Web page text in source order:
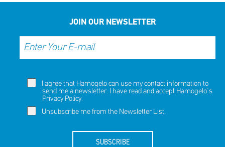
JOIN OUR NEWSLETTER
I agree that Hamogelo can use my contact information to
send me a newsletter. I have read and accept Hamogelo's
Privacy Policy.
Unsubscribe me from the Newsletter List.
SUBSCRIBE